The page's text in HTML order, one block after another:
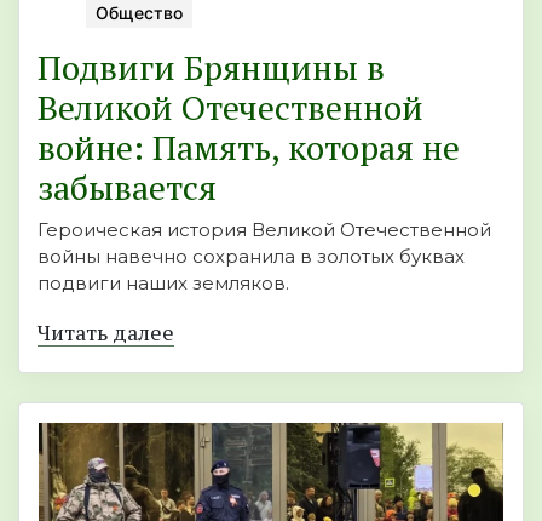
Общество
Подвиги Брянщины в
Великой Отечественной
войне: Память, которая не
забывается
Героическая история Великой Отечественной
войны навечно сохранила в золотых буквах
подвиги наших земляков.
Читать далее